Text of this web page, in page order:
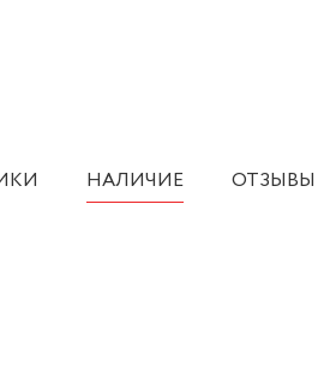
НАЛИЧИЕ ОТЗЫВЫ